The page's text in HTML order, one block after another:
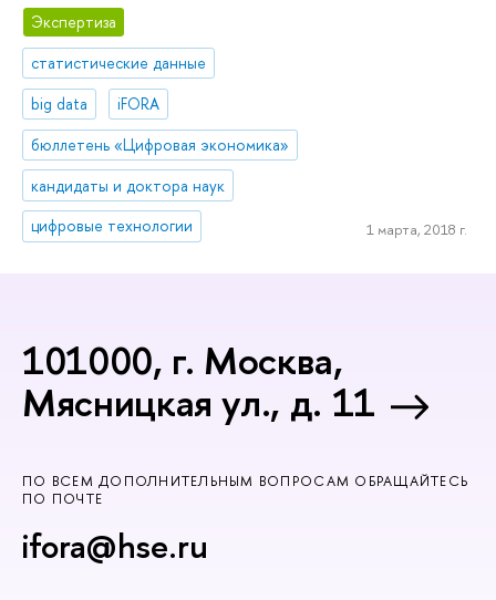
Экспертиза
статистические данные
big data
iFORA
бюллетень «Цифровая экономика»
кандидаты и доктора наук
цифровые технологии
1 марта, 2018 г.
101000, г. Москва,
Мясницкая ул., д. 11
ПО ВСЕМ ДОПОЛНИТЕЛЬНЫМ ВОПРОСАМ ОБРАЩАЙТЕСЬ
ПО ПОЧТЕ
ifora@hse.ru